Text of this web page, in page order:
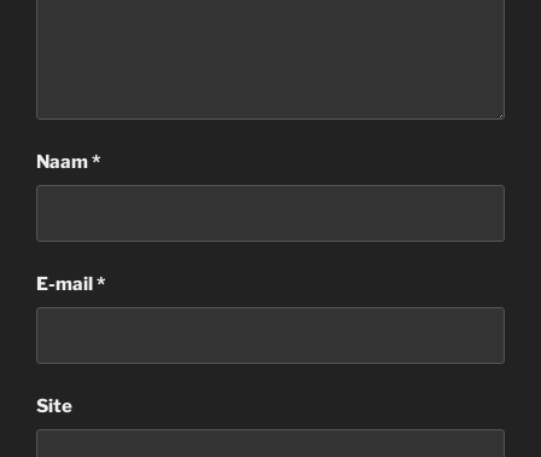
Naam*
E-mail*
Site